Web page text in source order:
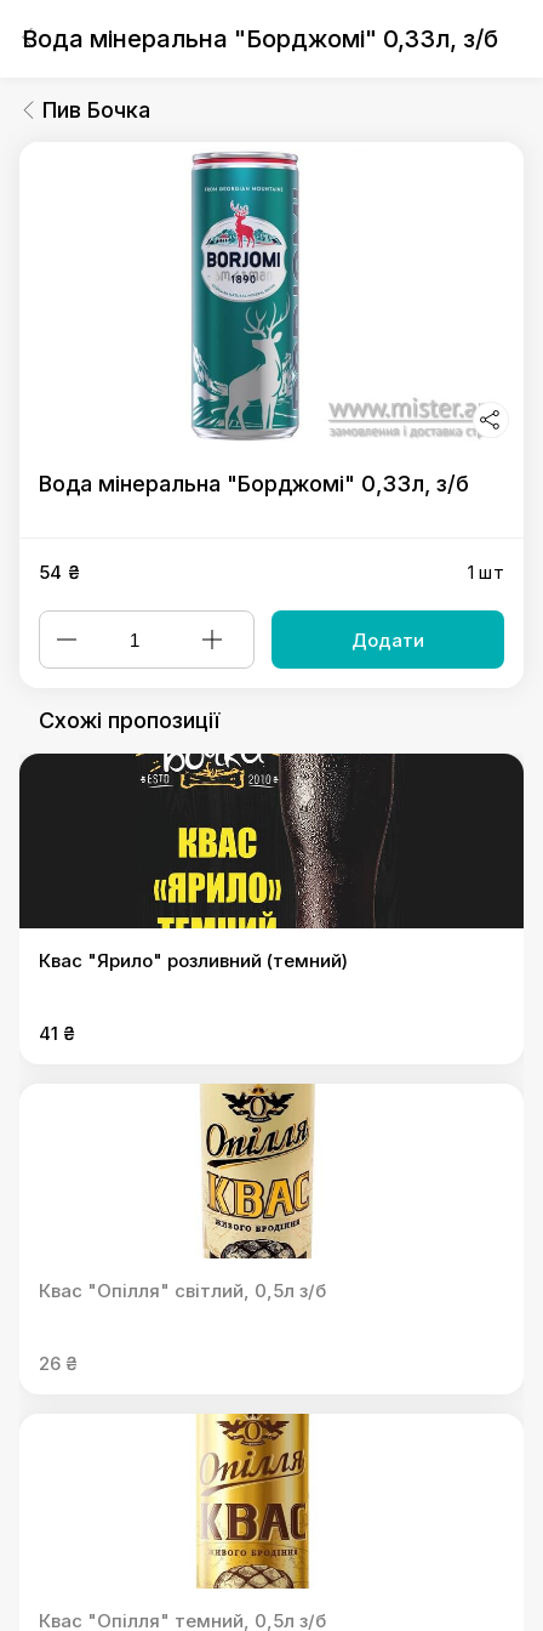
Вода мінеральна "Борджомі" 0,33л, з/б
Пив Бочка
Вода мінеральна "Борджомі" 0,33л, з/б
54 ₴ 1 шт
Додати
Схожі пропозиції
Квас "Ярило" розливний (темний)
41 ₴
Квас "Опілля" світлий, 0,5л з/б
26 ₴
Квас "Опілля" темний, 0,5л з/б